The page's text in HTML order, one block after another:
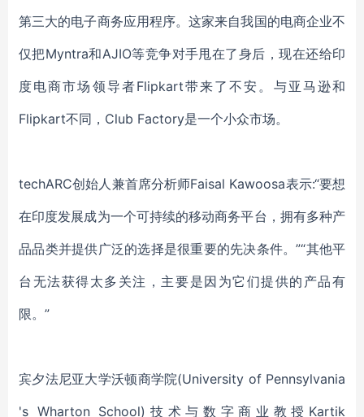
第三大的电子商务应用程序。这家来自我国的电商企业不
仅把Myntra和AJIO等竞争对手甩在了身后，现在还给印
度电商市场领导者Flipkart带来了不安。与亚马逊和
Flipkart不同，Club Factory是一个小众市场。
techARC创始人兼首席分析师Faisal Kawoosa表示:“要想
在印度发展成为一个可持续的移动商务平台，拥有多种产
品品类并提供广泛的选择是很重要的先决条件。”“其他平
台无法获得太多关注，主要是因为它们提供的产品有
限。”
宾夕法尼亚大学沃顿商学院(University of Pennsylvania
's Wharton School)技术与数字商业教授Kartik